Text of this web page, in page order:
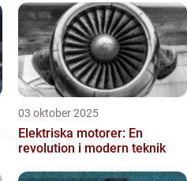
03 oktober 2025
Elektriska motorer: En
revolution i modern teknik